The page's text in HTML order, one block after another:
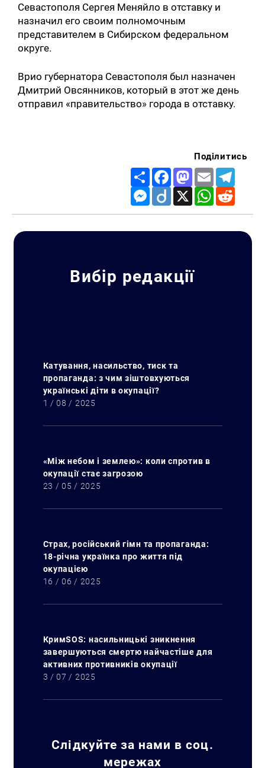
Искать:
Севастополя Сергея Меняйло в отставку и
назначил его своим полномочным
представителем в Сибирском федеральном
округе.
Врио губернатора Севастополя был назначен
Дмитрий Овсянников, который в этот же день
отправил «правительство» города в отставку.
Поділитись
Share FacebookMastodon
Email
Messenger
Diigo X WhatsApp
Вибір редакції
Катування, насильство, тиск та
пропаганда: з чим зіштовхуються
українські діти в окупації?
1 / 08 / 2025
«Між небом і землею»: коли спротив в
окупації стає загрозою
23 / 05 / 2025
Страх, російський гімн та пропаганда:
18-річна українка про життя під
окупацією
16 / 06 / 2025
КримSOS: насильницькі зникнення
завершуються смертю найчастіше для
активних противників окупації
3 / 07 / 2025
Слідкуйте за нами в соц.
мережах